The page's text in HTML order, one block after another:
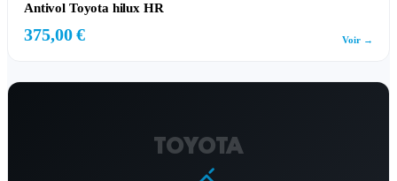
Antivol Toyota hilux HR
375,00 € Voir →
TOYOTA